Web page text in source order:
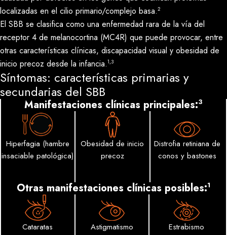
localizadas en el cilio primario/complejo basa.2
El SBB se clasifica como una enfermedad rara de la vía del
receptor 4 de melanocortina (MC4R) que puede provocar, entre
otras características clínicas, discapacidad visual y obesidad de
inicio precoz desde la infancia.1,3
Síntomas: características primarias y
secundarias del SBB
Manifestaciones clínicas principales:3
Hiperfagia (hambre
insaciable patológica)
Obesidad de inicio
precoz
Distrofia retiniana de
conos y bastones
Otras manifestaciones clínicas posibles:1
Cataratas Astigmatismo Estrabismo